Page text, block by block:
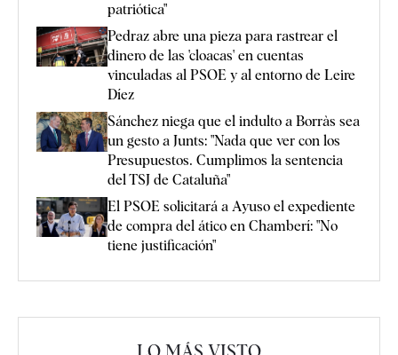
patriótica"
Pedraz abre una pieza para rastrear el
dinero de las 'cloacas' en cuentas
vinculadas al PSOE y al entorno de Leire
Díez
Sánchez niega que el indulto a Borràs sea
un gesto a Junts: "Nada que ver con los
Presupuestos. Cumplimos la sentencia
del TSJ de Cataluña"
El PSOE solicitará a Ayuso el expediente
de compra del ático en Chamberí: "No
tiene justificación"